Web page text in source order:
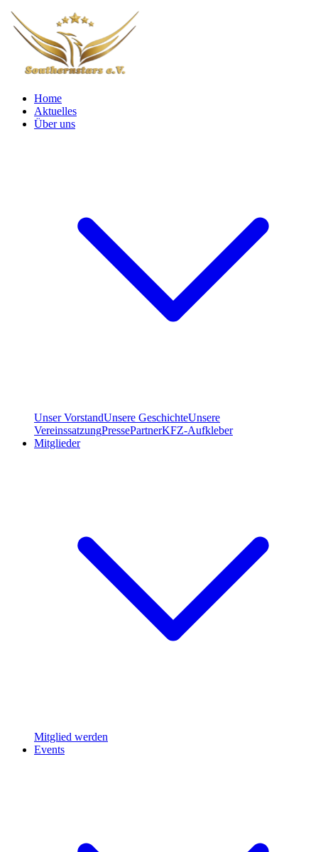
Home
Aktuelles
Über uns
Unser VorstandUnsere GeschichteUnsere
VereinssatzungPressePartnerKFZ-Aufkleber
Mitglieder
Mitglied werden
Events